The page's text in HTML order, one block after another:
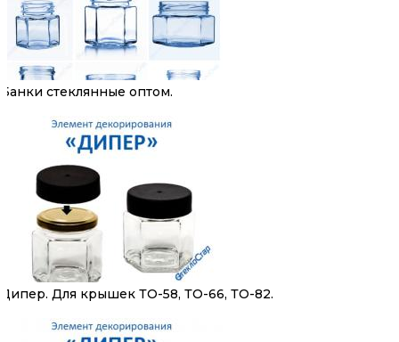
Банки стеклянные оптом.
Дипер. Для крышек ТО-58, ТО-66, ТО-82.